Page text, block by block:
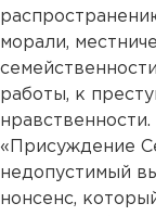
морали,
работы, к
нравственности.
«Присуждение
недопустимый
нонсенс,